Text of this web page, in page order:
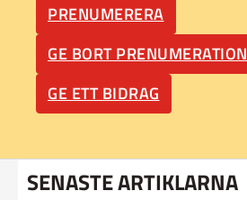
PRENUMERERA
GE BORT PRENUMERATION
GE ETT BIDRAG
SENASTE ARTIKLARNA